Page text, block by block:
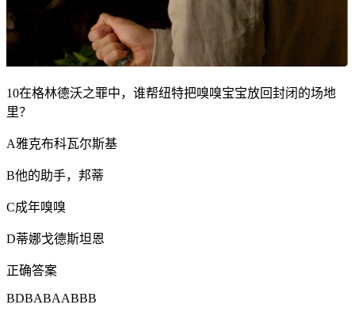
10在格林德沃之罪中，谁帮纽特把嗅嗅宝宝放回封闭的场地
里？
A雅克布科瓦尔斯基
B他的助手，邦蒂
C成年嗅嗅
D蒂娜戈德斯坦恩
正确答案
BDBABAABBB